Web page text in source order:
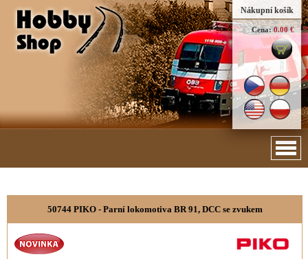
Nákupní košík
Cena: 0.00 €
50744 PIKO - Parní lokomotiva BR 91, DCC se zvukem